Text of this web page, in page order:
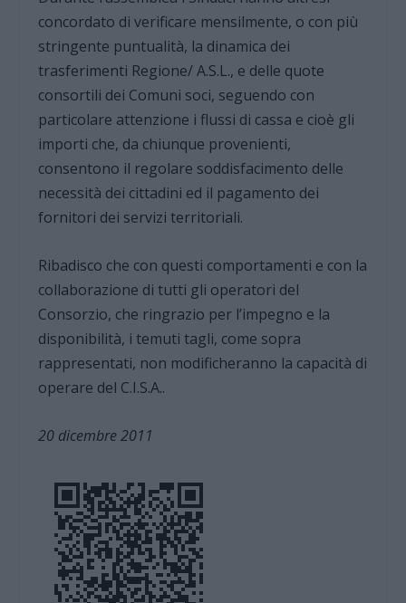
concordato di verificare mensilmente, o con più
stringente puntualità, la dinamica dei
trasferimenti Regione/ A.S.L., e delle quote
consortili dei Comuni soci, seguendo con
particolare attenzione i flussi di cassa e cioè gli
importi che, da chiunque provenienti,
consentono il regolare soddisfacimento delle
necessità dei cittadini ed il pagamento dei
fornitori dei servizi territoriali.
Ribadisco che con questi comportamenti e con la
collaborazione di tutti gli operatori del
Consorzio, che ringrazio per l’impegno e la
disponibilità, i temuti tagli, come sopra
rappresentati, non modificheranno la capacità di
operare del C.I.S.A..
20 dicembre 2011